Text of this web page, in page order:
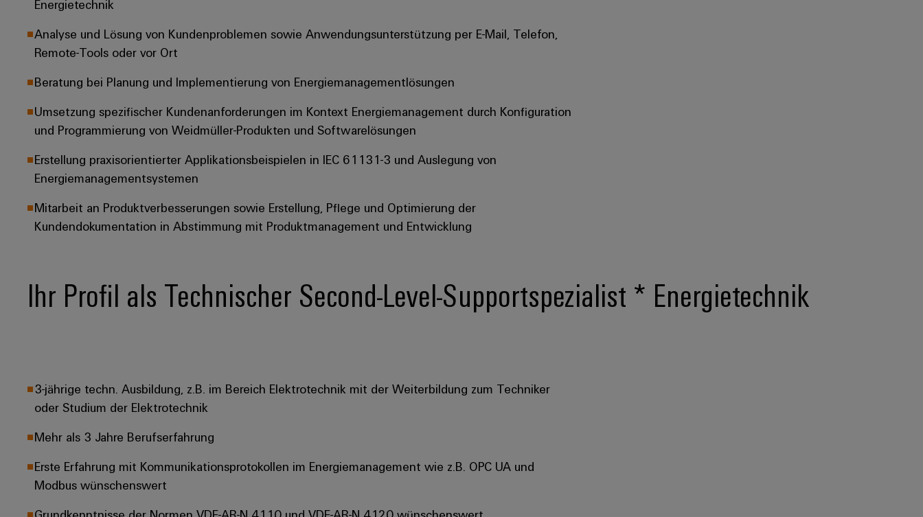
Energietechnik
Analyse und Lösung von Kundenproblemen sowie Anwendungsunterstützung per E-Mail, Telefon,
Remote-Tools oder vor Ort
Beratung bei Planung und Implementierung von Energiemanagementlösungen
Umsetzung spezifischer Kundenanforderungen im Kontext Energiemanagement durch Konfiguration
und Programmierung von Weidmüller-Produkten und Softwarelösungen
Erstellung praxisorientierter Applikationsbeispielen in IEC 61131-3 und Auslegung von
Energiemanagementsystemen
Mitarbeit an Produktverbesserungen sowie Erstellung, Pflege und Optimierung der
Kundendokumentation in Abstimmung mit Produktmanagement und Entwicklung
Ihr Profil als Technischer Second-Level-Supportspezialist * Energietechnik
3-jährige techn. Ausbildung, z.B. im Bereich Elektrotechnik mit der Weiterbildung zum Techniker
oder Studium der Elektrotechnik
Mehr als 3 Jahre Berufserfahrung
Erste Erfahrung mit Kommunikationsprotokollen im Energiemanagement wie z.B. OPC UA und
Modbus wünschenswert
Grundkenntnisse der Normen VDE-AR-N 4110 und VDE-AR-N 4120 wünschenswert